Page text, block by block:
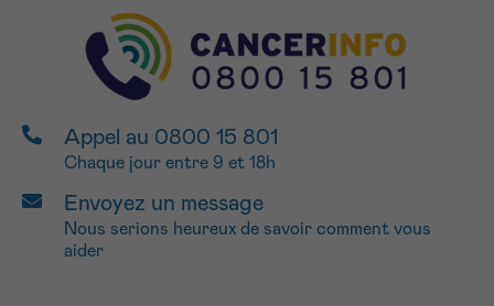
Appel au 0800 15 801
Chaque jour entre 9 et 18h
Envoyez un message
Nous serions heureux de savoir comment vous
aider